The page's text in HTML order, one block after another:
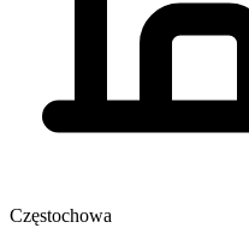
Częstochowa